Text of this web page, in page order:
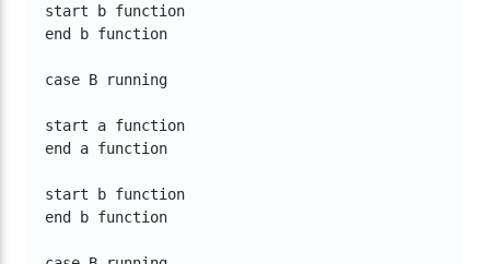
start b function
end b function
case B running
start a function
end a function
start b function
end b function